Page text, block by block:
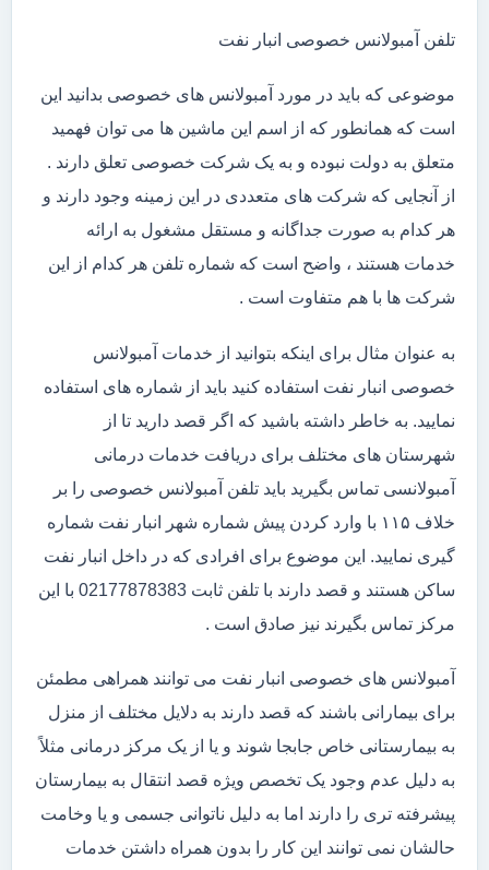
تلفن آمبولانس خصوصی انبار نفت
موضوعی که باید در مورد آمبولانس های خصوصی بدانید این
است که همانطور که از اسم این ماشین ها می توان فهمید
متعلق به دولت نبوده و به یک شرکت خصوصی تعلق دارند .
از آنجایی که شرکت های متعددی در این زمینه وجود دارند و
هر کدام به صورت جداگانه و مستقل مشغول به ارائه
خدمات هستند ، واضح است که شماره تلفن هر کدام از این
شرکت ها با هم متفاوت است .
به عنوان مثال برای اینکه بتوانید از خدمات آمبولانس
خصوصی انبار نفت استفاده کنید باید از شماره های استفاده
نمایید. به خاطر داشته باشید که اگر قصد دارید تا از
شهرستان های مختلف برای دریافت خدمات درمانی
آمبولانسی تماس بگیرید باید تلفن آمبولانس خصوصی را بر
خلاف ۱۱۵ با وارد کردن پیش شماره شهر انبار نفت شماره
گیری نمایید. این موضوع برای افرادی که در داخل انبار نفت
ساکن هستند و قصد دارند با تلفن ثابت 02177878383 با این
مرکز تماس بگیرند نیز صادق است .
آمبولانس های خصوصی انبار نفت می توانند همراهی مطمئن
برای بیمارانی باشند که قصد دارند به دلایل مختلف از منزل
به بیمارستانی خاص جابجا شوند و یا از یک مرکز درمانی مثلاً
به دلیل عدم وجود یک تخصص ویژه قصد انتقال به بیمارستان
پیشرفته تری را دارند اما به دلیل ناتوانی جسمی و یا وخامت
حالشان نمی توانند این کار را بدون همراه داشتن خدمات